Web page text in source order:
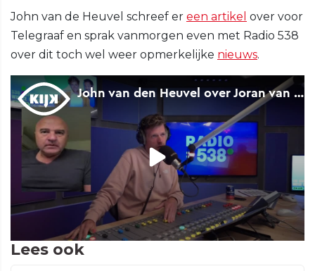
John van de Heuvel schreef er een artikel over voor
Telegraaf en sprak vanmorgen even met Radio 538
over dit toch wel weer opmerkelijke nieuws.
Lees ook